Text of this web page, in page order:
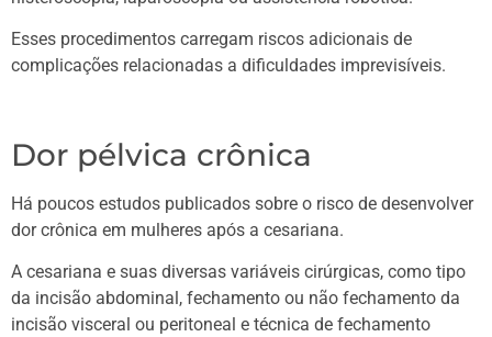
Esses procedimentos carregam riscos adicionais de
complicações relacionadas a dificuldades imprevisíveis.
Dor pélvica crônica
Há poucos estudos publicados sobre o risco de desenvolver
dor crônica em mulheres após a cesariana.
A cesariana e suas diversas variáveis cirúrgicas, como tipo
da incisão abdominal, fechamento ou não fechamento da
incisão visceral ou peritoneal e técnica de fechamento